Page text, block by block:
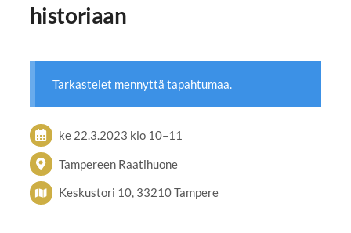
historiaan
Tarkastelet mennyttä tapahtumaa.
ke 22.3.2023 klo 10–11
Tampereen Raatihuone
Keskustori 10, 33210 Tampere